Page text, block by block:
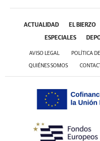
ACTUALIDAD EL BIERZO
ESPECIALES
AVISO LEGAL POLÍTICA
QUIÉNES SOMOS